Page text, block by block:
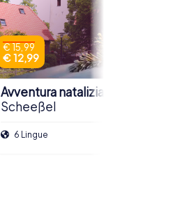
€ 15,99
€ 12,99
Avventura natalizia
Scheeßel
6 Lingue